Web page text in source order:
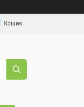
Кошик